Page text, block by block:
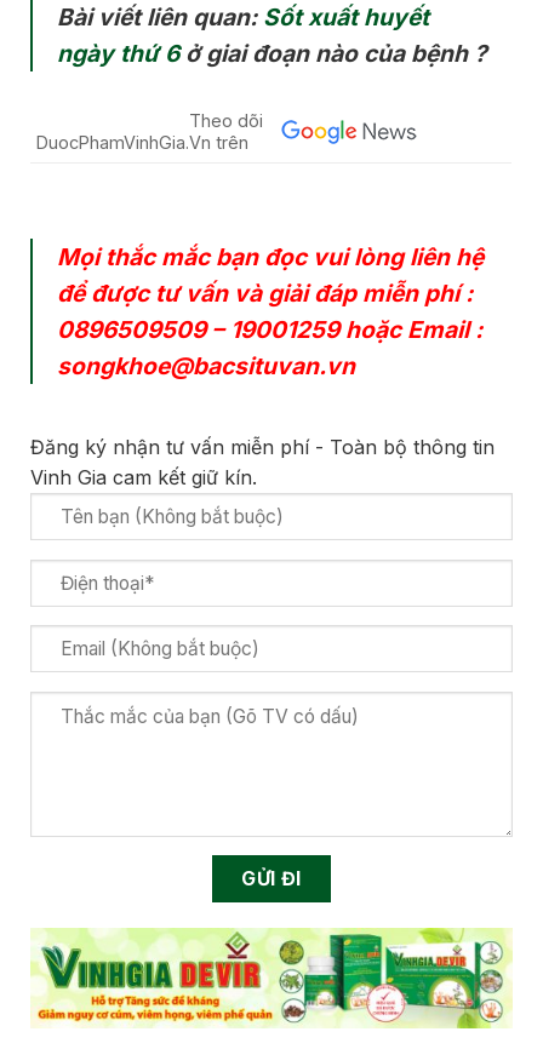
Bài viết liên quan: Sốt xuất huyết
ngày thứ 6ở giai đoạn nào của bệnh ?
Theo dõi
DuocPhamVinhGia.Vn trên
Mọi thắc mắc bạn đọc vui lòng liên hệ
để được tư vấn và giải đáp miễn phí :
0896509509– 19001259hoặc Email :
songkhoe@bacsituvan.vn
Đăng ký nhận tư vấn miễn phí - Toàn bộ thông tin
Vinh Gia cam kết giữ kín.